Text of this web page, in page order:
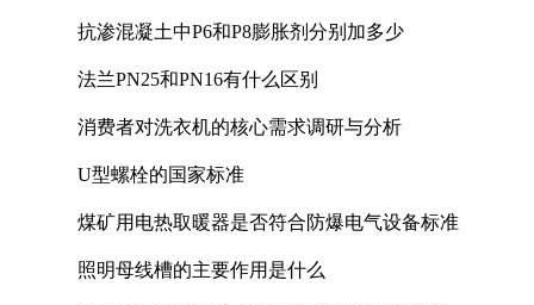
抗渗混凝土中P6和P8膨胀剂分别加多少
法兰PN25和PN16有什么区别
消费者对洗衣机的核心需求调研与分析
U型螺栓的国家标准
煤矿用电热取暖器是否符合防爆电气设备标准
照明母线槽的主要作用是什么